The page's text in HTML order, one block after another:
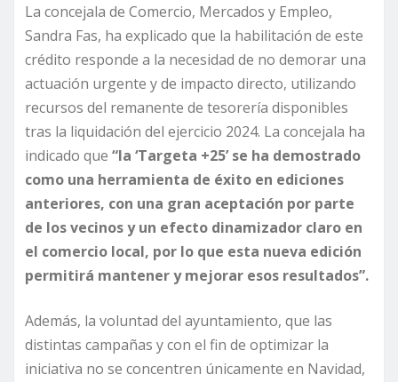
La concejala de Comercio, Mercados y Empleo,
Sandra Fas, ha explicado que la habilitación de este
crédito responde a la necesidad de no demorar una
actuación urgente y de impacto directo, utilizando
recursos del remanente de tesorería disponibles
tras la liquidación del ejercicio 2024. La concejala ha
indicado que “la ‘Targeta +25’ se ha demostrado
como una herramienta de éxito en ediciones
anteriores, con una gran aceptación por parte
de los vecinos y un efecto dinamizador claro en
el comercio local, por lo que esta nueva edición
permitirá mantener y mejorar esos resultados”.
Además, la voluntad del ayuntamiento, que las
distintas campañas y con el fin de optimizar la
iniciativa no se concentren únicamente en Navidad,